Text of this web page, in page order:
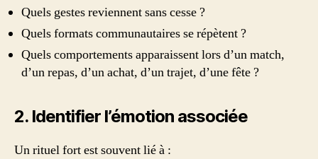
Quels gestes reviennent sans cesse ?
Quels formats communautaires se répètent ?
Quels comportements apparaissent lors d’un match,
d’un repas, d’un achat, d’un trajet, d’une fête ?
2. Identifier l’émotion associée
Un rituel fort est souvent lié à :